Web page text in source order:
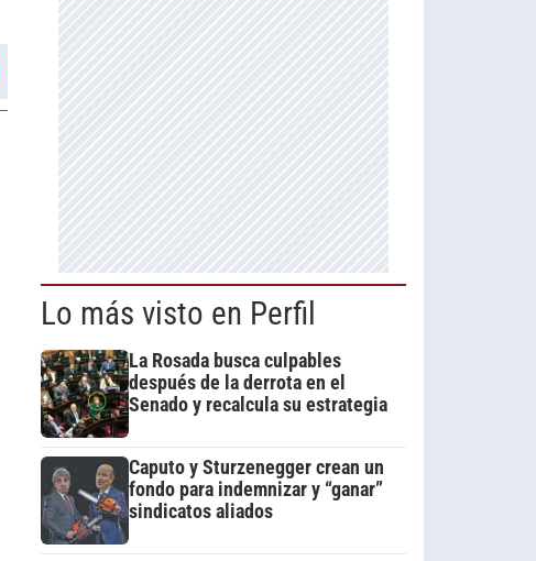
Lo más visto en Perfil
La Rosada busca culpables
después de la derrota en el
Senado y recalcula su estrategia
Caputo y Sturzenegger crean un
fondo para indemnizar y “ganar”
sindicatos aliados